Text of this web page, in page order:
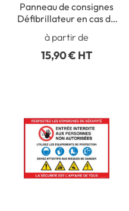
Panneau de consignes
Défibrillateur en cas de
malaise
à partir de
15,90 € HT